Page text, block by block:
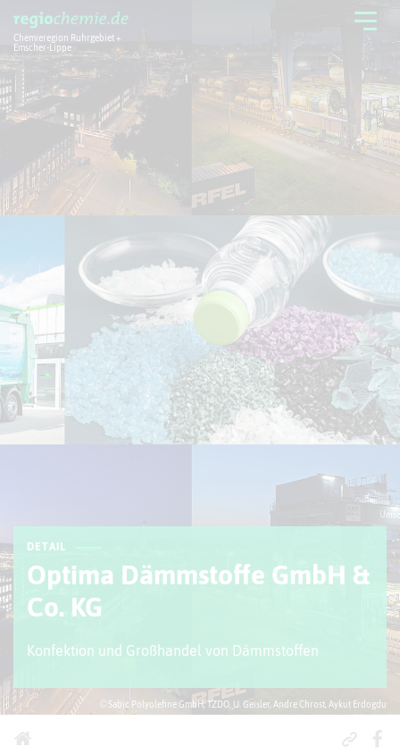
Chemieregion Ruhrgebiet +
Emscher-Lippe
Chemieregion
Aktuelles + Service
© Sabic Polyolefine GmbH, TZDO, U. Geisler, Andre Chrost, Aykut Erdogdu
DETAIL
Optima Dämmstoffe GmbH &
Co. KG
Konfektion und Großhandel von Dämmstoffen